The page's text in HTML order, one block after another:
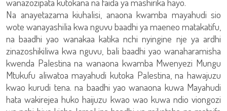
Na anayetazama kiuhalisi, anaona kwamba mayahudi sio
wote wanayashilia kwa nguvu baadhi ya maeneo matakatifu,
na baadhi yao wanakaa katika nchi nyingine nje ya ardhi
zinazoshikiliwa kwa nguvu, bali baadhi yao wanaharamisha
kwenda Palestina na wanaona kwamba Mwenyezi Mungu
Mtukufu aliwatoa mayahudi kutoka Palestina, na hawajuzu
kwao kurudi tena. na baadhi yao wanaona kuwa Mayahudi
hata wakirejea huko haijuzu kwao wao kuwa ndio viongozi